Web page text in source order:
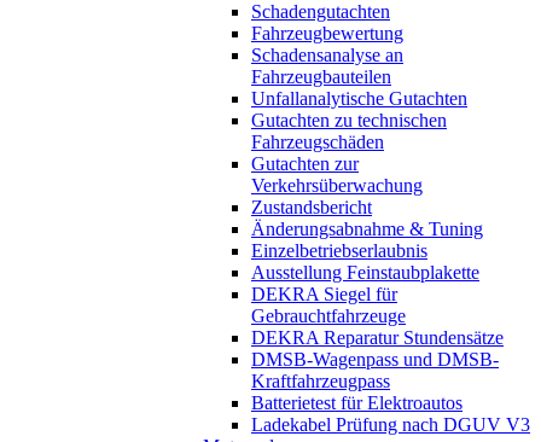
Schadengutachten
Fahrzeugbewertung
Schadensanalyse an
Fahrzeugbauteilen
Unfallanalytische Gutachten
Gutachten zu technischen
Fahrzeugschäden
Gutachten zur
Verkehrsüberwachung
Zustandsbericht
Änderungsabnahme & Tuning
Einzelbetriebserlaubnis
Ausstellung Feinstaubplakette
DEKRA Siegel für
Gebrauchtfahrzeuge
DEKRA Reparatur Stundensätze
DMSB-Wagenpass und DMSB-
Kraftfahrzeugpass
Batterietest für Elektroautos
Ladekabel Prüfung nach DGUV V3